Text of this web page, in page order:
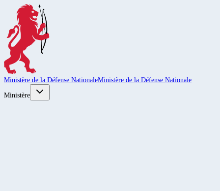
Ministère de la Défense NationaleMinistère de la Défense Nationale
Ministère